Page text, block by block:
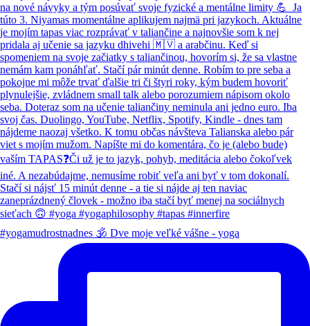
#yogamudrostnadnes 🕉️ Dve moje veľké vášne - yoga